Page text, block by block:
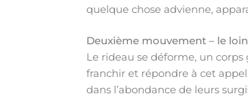
quelque chose advienne,
Deuxième mouvement – le
Le rideau se déforme, un corps
franchir et répondre à cet
dans l’abondance de leurs